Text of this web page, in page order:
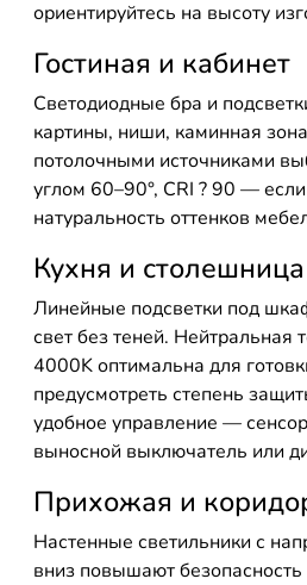
ориентируйтесь на высоту
Гостиная и кабинет
Светодиодные бра и
картины, ниши, каминная
потолочными источниками
углом 60–90°, CRI ? 90 —
натуральность оттенков
Кухня и столешница
Линейные подсветки под
свет без теней. Нейтральная
4000K оптимальна для
предусмотреть степень
удобное управление —
выносной выключатель или
Прихожая и
Настенные светильники с
вниз повышают безопасность